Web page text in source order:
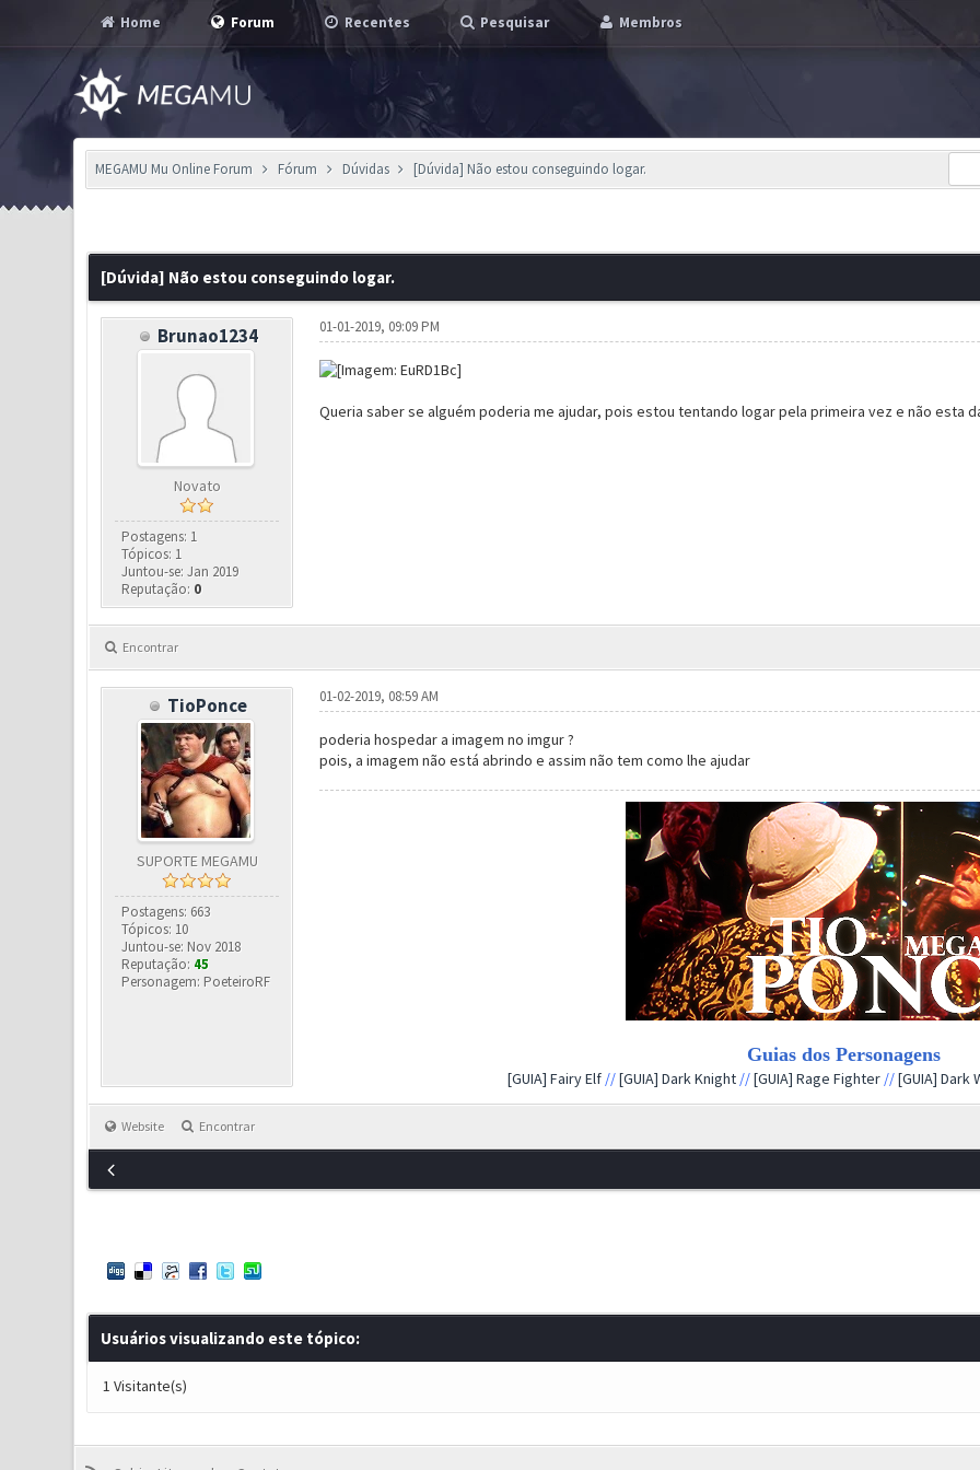
Home Forum Recentes Pesquisar Membros
MEGAMU Mu Online Forum Fórum Dúvidas [Dúvida] Não estou conseguindo logar.
[Dúvida] Não estou conseguindo logar.
Brunao1234
Novato
Postagens: 1
Tópicos: 1
Juntou-se: Jan 2019
Reputação: 0
01-01-2019, 09:09 PM
Queria saber se alguém poderia me ajudar, pois estou tentando logar pela primeira vez e não esta
Encontrar
TioPonce
SUPORTE MEGAMU
Postagens: 663
Tópicos: 10
Juntou-se: Nov 2018
Reputação: 45
Personagem: PoeteiroRF
01-02-2019, 08:59 AM
poderia hospedar a imagem no imgur ?
pois, a imagem não está abrindo e assim não tem como lhe ajudar
Guias dos Personagens
[GUIA] Fairy Elf //[GUIA] Dark Knight //[GUIA] Rage Fighter //[GUIA] Dark
Website Encontrar
Usuários visualizando este tópico:
1 Visitante(s)